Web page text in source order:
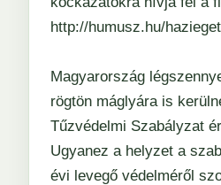
http://humusz.hu/
Magyarország
rögtön máglyára is
Tűzvédelmi Szabályzat
Ugyanez a helyzet a
évi levegő védelméről